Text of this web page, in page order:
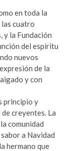
en toda la
las cuatro
y la Fundación
del espíritu
nuevos
de la
y con
principio y
creyentes. La
comunidad
a Navidad
hermano que